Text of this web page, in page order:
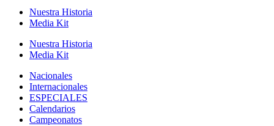
Nuestra Historia
Media Kit
Nuestra Historia
Media Kit
Nacionales
Internacionales
ESPECIALES
Calendarios
Campeonatos